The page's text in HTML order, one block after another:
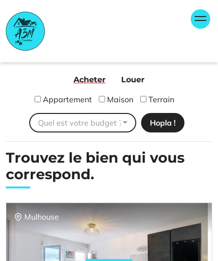
content
A3M Immobilier
Agence immobilière FNAIM Bantzenheim Rixheim
Ensisheim
Acheter Louer
Appartement Maison Terrain
Quel est votre budget ?
Trouvez le bien qui vous
correspond.
Mulhouse